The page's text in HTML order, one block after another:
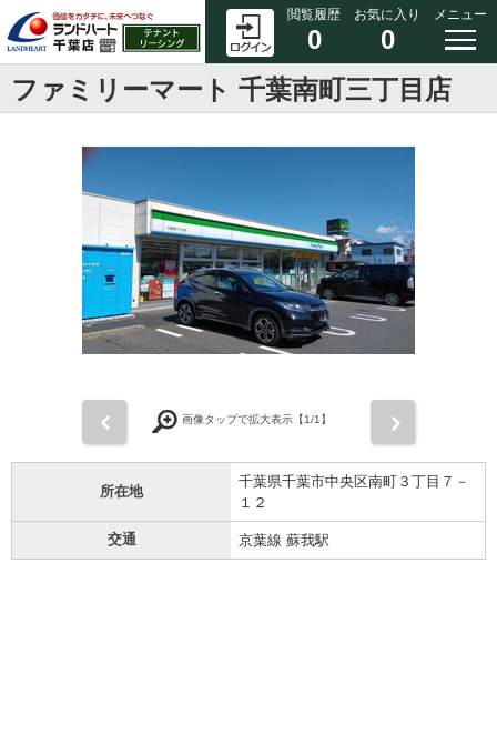
閲覧履歴
0
お気に入り
0
メニュー
ファミリーマート 千葉南町三丁目店
画像タップで拡大表示【1/1】
所在地
千葉県千葉市中央区南町３丁目７－
１２
交通 京葉線 蘇我駅